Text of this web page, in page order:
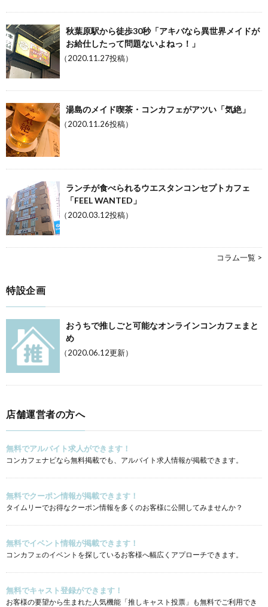
秋葉原駅から徒歩30秒「アキバなら異世界メイドが
お給仕したって問題ないよねっ！」
（2020.11.27投稿）
湯島のメイド喫茶・コンカフェがアツい「気絶」
（2020.11.26投稿）
ランチが食べられるウエスタンコンセプトカフェ
「FEEL WANTED」
（2020.03.12投稿）
コラム一覧 >
特設企画
おうちで推しごと可能なオンラインコンカフェまと
め
（2020.06.12更新）
店舗運営者の方へ
無料でアルバイト求人ができます！
コンカフェナビなら無料掲載でも、アルバイト求人情報が掲載できます。
無料でクーポン情報が掲載できます！
タイムリーでお得なクーポン情報を多くのお客様に公開してみませんか？
無料でイベント情報が掲載できます！
コンカフェのイベントを探しているお客様へ幅広くアプローチできます。
無料でキャスト登録ができます！
お客様の要望から生まれた人気機能「推しキャスト投票」も無料でご利用でき